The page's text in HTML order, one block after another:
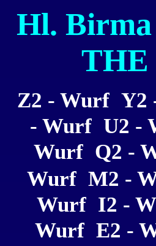
Hl.
THE
Z2 - Wurf Y2
- Wurf U2 -
Wurf Q2 -
Wurf M2 -
Wurf I2 -
Wurf E2 -